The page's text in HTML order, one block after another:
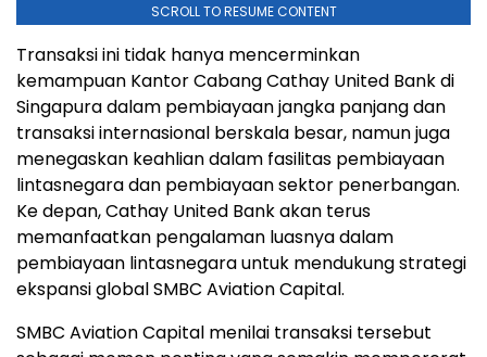
SCROLL TO RESUME CONTENT
Transaksi ini tidak hanya mencerminkan
kemampuan Kantor Cabang Cathay United Bank di
Singapura dalam pembiayaan jangka panjang dan
transaksi internasional berskala besar, namun juga
menegaskan keahlian dalam fasilitas pembiayaan
lintasnegara dan pembiayaan sektor penerbangan.
Ke depan, Cathay United Bank akan terus
memanfaatkan pengalaman luasnya dalam
pembiayaan lintasnegara untuk mendukung strategi
ekspansi global SMBC Aviation Capital.
SMBC Aviation Capital menilai transaksi tersebut